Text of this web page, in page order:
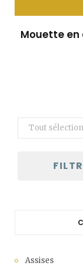
Mouette
Assises